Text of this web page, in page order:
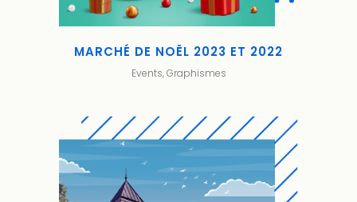
MARCHÉ DE NOËL 2023 ET 2022
Events, Graphismes